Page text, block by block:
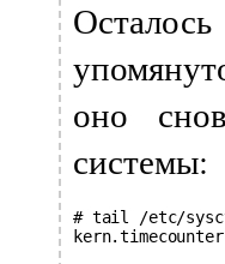
оно
системы:
# tail /etc/